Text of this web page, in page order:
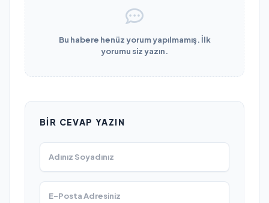
Bu habere henüz yorum yapılmamış. İlk
yorumu siz yazın.
BIR CEVAP YAZIN